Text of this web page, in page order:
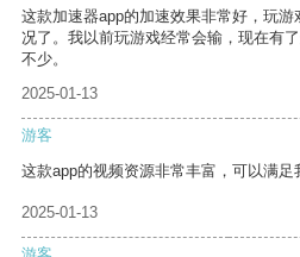
这款加速器app的加速效果非常好，玩
况了。我以前玩游戏经常会输，现在有
不少。
2025-01-13
游客
这款app的视频资源非常丰富，可以满足
2025-01-13